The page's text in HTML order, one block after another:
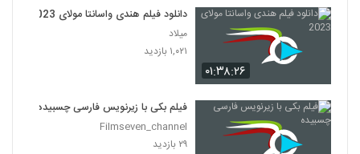
123
فیلم سینمایی ( سفید برفی و شکارچی 1 )
۲۵ بازدید
انیمیشن فارماگدون( بره ناقلا ) 2019
۰۱:۳۸:۲۶
دانلود فیلم هندی واسانتا مولای 2023
میلاد
۱,۰۲۱ بازدید
فیلم بکی با زیرنویس فارسی چسبیده
Filmseven_channel
۲۹ بازدید